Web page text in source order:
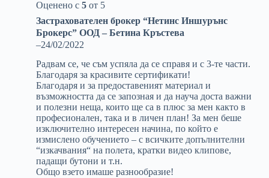
Оценено с 5 от 5
Застрахователен брокер “Нетинс Иншурънс
Брокерс” ООД – Бетина Кръстева
–24/02/2022
Радвам се, че съм успяла да се справя и с 3-те части.
Благодаря за красивите сертификати!
Благодаря и за предоставеният материал и
възможността да се запозная и да науча доста важни
и полезни неща, които ще са в плюс за мен както в
професионален, така и в личен план! За мен беше
изключително интересен начина, по който е
измислено обучението – с всичките допълнителни
“изкачвания“ на полета, кратки видео клипове,
падащи бутони и т.н.
Общо взето имаше разнообразие!